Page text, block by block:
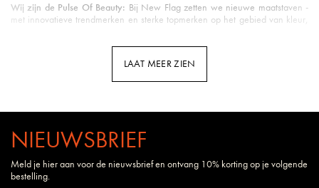
Wij zijn de Pulse Of Beauty: Bij New Flag zetten we nieuwe maatstaven -
met innovatieve trendmerken en sterke topmerken op het gebied van kleur,
: Milieuvriendelijke verpakking is voor ons een eerste
: Uw pakket is gemiddeld binnen 3 werkdagen bij u binnen
kappers op meerdere kanalen - van YouTube tot Facebook en Instagram tot
webinars en seminars in de salon.
Daarom begrijpen wij uw wensen en eisen als geen ander bedrijf.
LAAT MEER ZIEN
NIEUWSBRIEF
Meld je hier aan voor de nieuwsbrief en ontvang 10% korting op je volgende
bestelling.